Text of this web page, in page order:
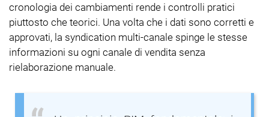
cronologia dei cambiamenti rende i controlli pratici
piuttosto che teorici. Una volta che i dati sono corretti e
approvati, la syndication multi-canale spinge le stesse
informazioni su ogni canale di vendita senza
rielaborazione manuale.